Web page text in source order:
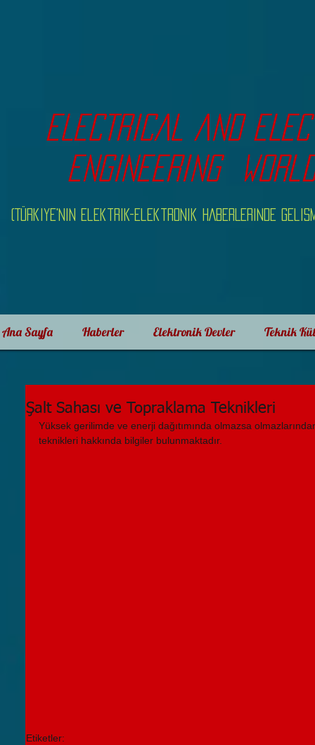
ELECTRICAL and
ENGINEERing
(Türkiye'nin Elektrik-Elektronik HABERLERINDE
Ana Sayfa Haberler Elektronik Devler Teknik
Şalt Sahası ve Topraklama Teknikleri
Yüksek gerilimde ve enerji dağıtımında olmazsa
teknikleri hakkında bilgiler bulunmaktadır.
Etiketler: